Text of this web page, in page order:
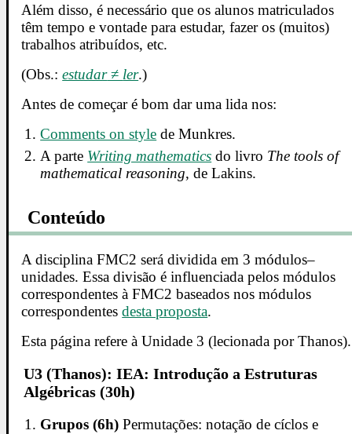
Além disso, é necessário que os alunos matriculados
têm tempo e vontade para estudar, fazer os (muitos)
trabalhos atribuídos, etc.
(Obs.:estudar≠ ler.)
Antes de começar é bom dar uma lida nos:
Comments on style de Munkres.
A parte Writing mathematics do livro The tools of
mathematical reasoning, de Lakins.
Conteúdo
A disciplina FMC2 será dividida em 3 módulos–
unidades. Essa divisão é influenciada pelos módulos
correspondentes à FMC2 baseados nos módulos
correspondentesdesta proposta.
Esta página refere à Unidade 3 (lecionada por Thanos).
U3 (Thanos): IEA: Introdução a Estruturas
Algébricas (30h)
Grupos (6h) Permutações: notação de cíclos e